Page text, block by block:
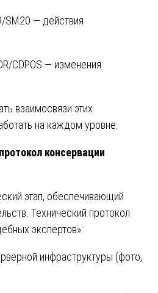
SM20 — действия
CDPOS — изменения
взаимосвязи этих
на каждом уровне.
консервации
этап, обеспечивающий
Технический протокол
экспертов»:
инфраструктуры (фото,